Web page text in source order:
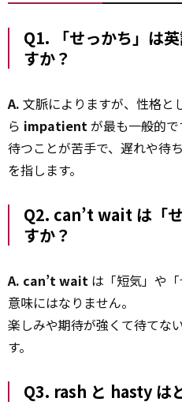
Q1. 「せっかち」は
すか？
A. 文脈によりますが、性格と
ら impatientが最も一般的で
待つことが苦手で、遅れや待
を指します。
Q2. can’t wait は「
すか？
A. can’t wait は「短気」や
意味にはなりません。
楽しみや期待が強くて待てな
す。
Q3. rash と hasty は